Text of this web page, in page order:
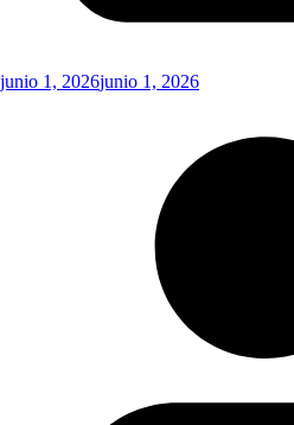
junio 1, 2026junio 1, 2026